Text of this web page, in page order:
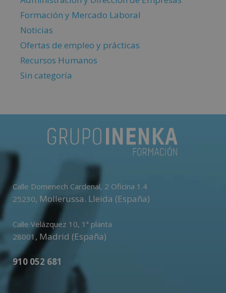
Formación y Mercado Laboral
Noticias
Ofertas de empleo y prácticas
Recursos Humanos
Sin categoría
Calle Domenech Cardenal, 2 Oficina 1.4
25230, Mollerussa. Lleida (España)
Calle Velázquez 10, 1ª planta
28001, Madrid (España)
910 052 681